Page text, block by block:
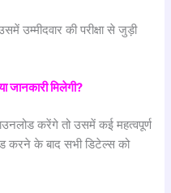
उम्मीदवार की परीक्षा से जुड़ी
जानकारीमिलेगी?
करेंगे तो उसमें कई महत्वपूर्ण
करने के बाद सभी डिटेल्स को